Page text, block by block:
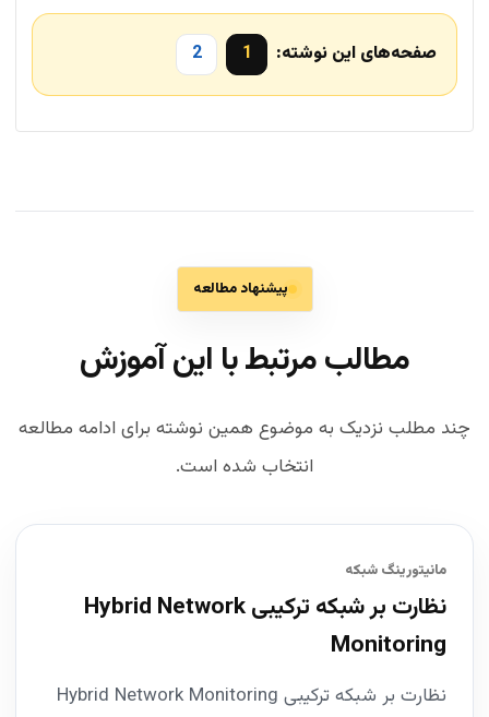
صفحه‌های این نوشته: 1
2
پیشنهاد مطالعه
مطالب مرتبط با این آموزش
چند مطلب نزدیک به موضوع همین نوشته برای ادامه مطالعه
انتخاب شده است.
مانیتورینگ شبکه
نظارت بر شبکه ترکیبی Hybrid Network
Monitoring
نظارت بر شبکه ترکیبی Hybrid Network Monitoring